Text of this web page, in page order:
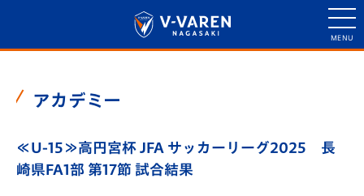
アカデミー
≪U-15≫高円宮杯 JFA サッカーリーグ2025 長
崎県FA1部 第17節 試合結果